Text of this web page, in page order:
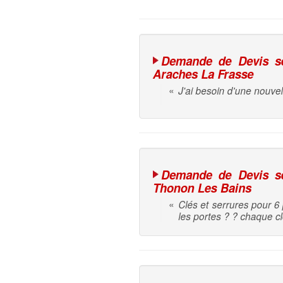
Demande de Devis
Araches La Frasse
« J'ai besoin d'une
Demande de Devis
Thonon Les Bains
« Clés et serrures pour
les portes ? ? chaque